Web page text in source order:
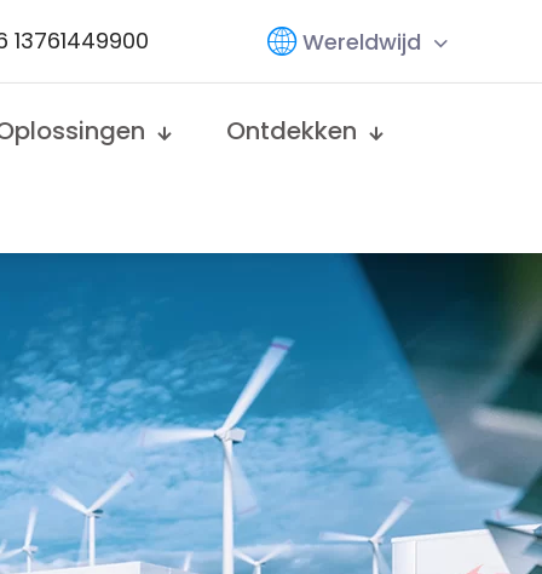
13761449900 Wereldwijd
Ontdekken